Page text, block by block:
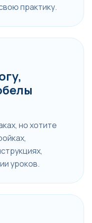
практику.
но хотите
уроков.